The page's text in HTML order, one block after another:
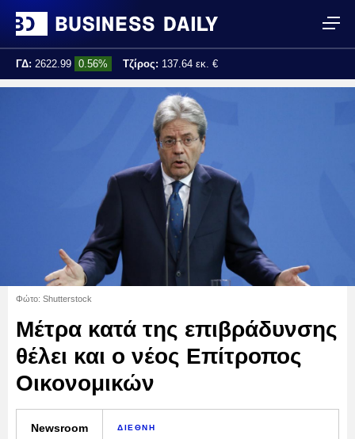
ΓΔ: 2622.99 0.56% Τζίρος: 137.64 εκ. €
Φώτο: Shutterstock
Μέτρα κατά της επιβράδυνσης
θέλει και ο νέος Επίτροπος
Οικονομικών
Newsroom ΔΙΕΘΝΗ